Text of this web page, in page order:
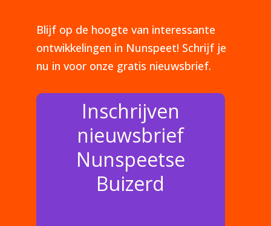
Blijf op de hoogte van interessante
ontwikkelingen in Nunspeet! Schrijf je
nu in voor onze gratis nieuwsbrief.
Inschrijven
nieuwsbrief
Nunspeetse
Buizerd